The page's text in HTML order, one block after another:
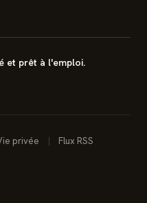
et prêt à l'emploi.
privée Flux RSS